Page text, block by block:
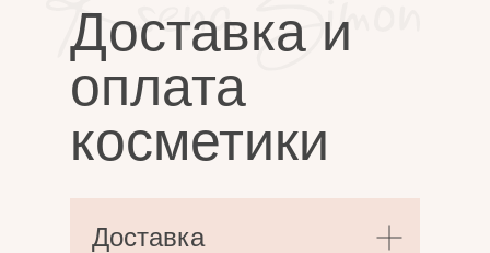
Доставка и
оплата
косметики
Ksena Simon
Доставка